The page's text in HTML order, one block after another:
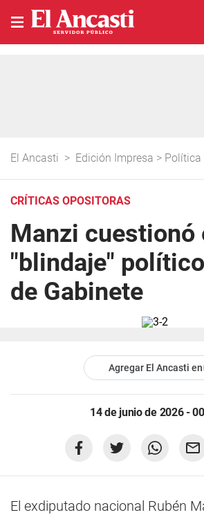
El Ancasti > Edición Impresa > Política
CRÍTICAS OPOSITORAS
Manzi cuestionó
"blindaje"
de Gabinete
Agregar El Ancasti en
14 de junio de 2026 -
El exdiputado nacional Rubén